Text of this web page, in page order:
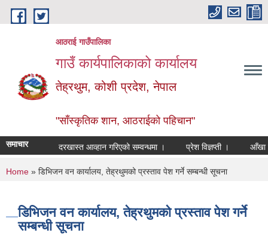
Skip to main content
आठराई गाउँपालिका
गाउँ कार्यपालिकाको कार्यालय
तेह्रथुम, कोशी प्रदेश, नेपाल
"साँस्कृतिक शान, आठराईको पहिचान"
समाचार दरखास्त आव्हान गरिएको सम्वन्धमा । प्रेश विज्ञप्ती । आँखा
You are here
Home » डिभिजन वन कार्यालय, तेह्रथुमको प्रस्ताव पेश गर्ने सम्बन्धी सूचना
डिभिजन वन कार्यालय, तेह्रथुमको प्रस्ताव पेश गर्ने
सम्बन्धी सूचना